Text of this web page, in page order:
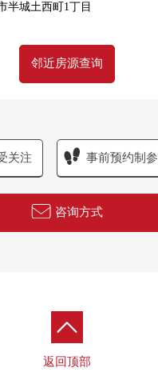
半城土西町1丁目
邻近房源查询
关注 事前预约制
咨询方式
返回顶部